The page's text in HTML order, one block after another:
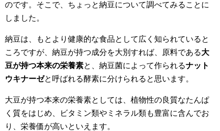
のです。そこで、ちょっと納豆について調べてみることに
しました。
納豆は、もとより健康的な食品として広く知られていると
ころですが、納豆が持つ成分を大別すれば、原料である大
豆が持つ本来の栄養素と、納豆菌によって作られるナット
ウキナーゼと呼ばれる酵素に分けられると思います。
大豆が持つ本来の栄養素としては、植物性の良質なたんぱ
く質をはじめ、ビタミン類やミネラル類も豊富に含んでお
り、栄養価が高いといえます。